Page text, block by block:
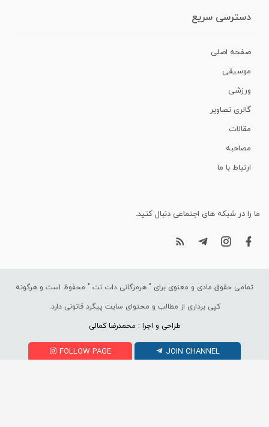
دسترسی سریع
صفحه اصلی
موسیقی
ورزشی
گالری تصاویر
مقالات
مصاحبه
ارتباط با ما
ما را در شبکه های اجتماعی دنبال کنید.
تمامی حقوق مادی و معنوی برای " هرمزگانی دات نت " محفوظ است و هرگونه
کپی برداری از مطالب و محتوای سایت پیگرد قانونی دارد.
طراحی و اجرا : محمدرضا کمالی
FOLLOW PAGE JOIN CHANNEL